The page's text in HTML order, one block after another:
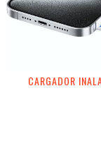
CARGADOR